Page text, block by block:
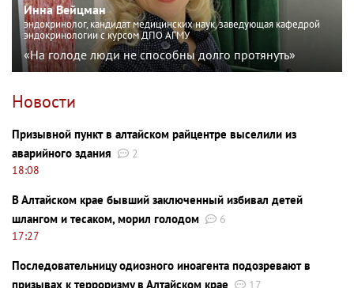
Инна Вейцман
эндокринолог, кандидат медицинских наук, заведующая кафедрой
эндокринологии с курсом ДПО АГМУ
«На голоде люди не способны долго протянуть»
Новости
Призывной пункт в алтайском райцентре выселили из
аварийного здания
2
18:08
В Алтайском крае бывший заключенный избивал детей
шлангом и тесаком, морил голодом
6
17:27
Последовательницу одиозного иноагента подозревают в
призывах к терроризму в Алтайском крае
17